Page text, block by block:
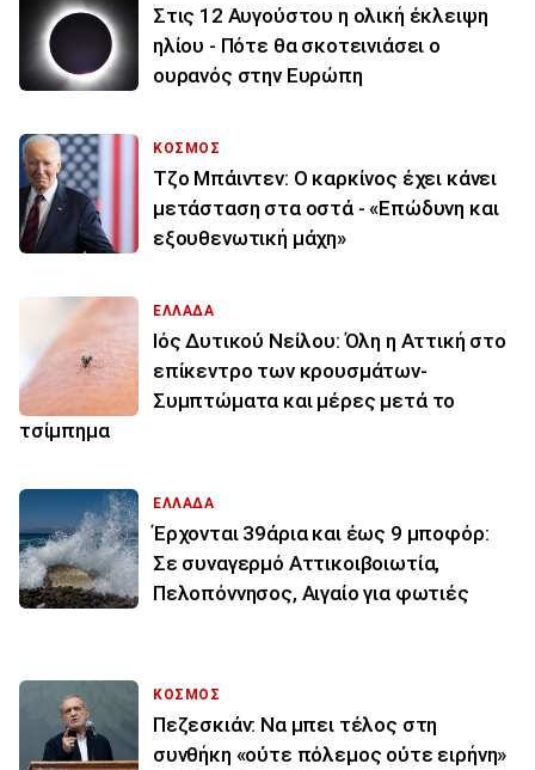
Στις 12 Αυγούστου η ολική έκλειψη
ηλίου - Πότε θα σκοτεινιάσει ο
ουρανός στην Ευρώπη
ΚΟΣΜΟΣ
Τζο Μπάιντεν: Ο καρκίνος έχει κάνει
μετάσταση στα οστά - «Επώδυνη και
εξουθενωτική μάχη»
ΕΛΛΑΔΑ
Ιός Δυτικού Νείλου: Όλη η Αττική στο
επίκεντρο των κρουσμάτων-
Συμπτώματα και μέρες μετά το
τσίμπημα
ΕΛΛΑΔΑ
Έρχονται 39άρια και έως 9 μποφόρ:
Σε συναγερμό Αττικοιβοιωτία,
Πελοπόννησος, Αιγαίο για φωτιές
ΚΟΣΜΟΣ
Πεζεσκιάν: Να μπει τέλος στη
συνθήκη «ούτε πόλεμος ούτε ειρήνη»